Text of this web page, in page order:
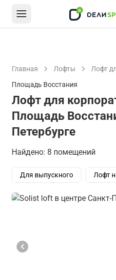
Главная Лофты
Лофт
Площадь Восстания
Лофт для
Площадь
Петербурге
Найдено: 8 помещений
Для выпускного Лофт